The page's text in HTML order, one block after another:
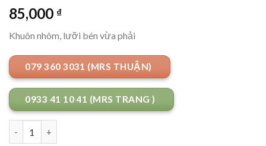
85,000 ₫
Khuôn nhôm, lưỡi bén vừa phải
079 360 3031 (MRS THUẬN)
0933 41 10 41 (MRS TRANG )